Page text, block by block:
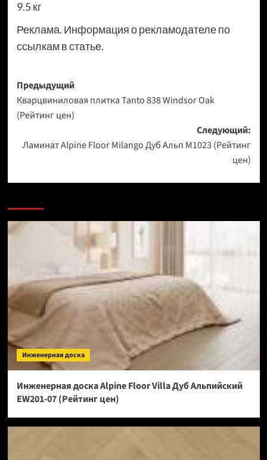
9.5 кг
Реклама. Информация о рекламодателе по
ссылкам в статье.
Навигация
записи
Предыдущий
Кварцвиниловая плитка Tanto 838 Windsor Oak
(Рейтинг цен)
Следующий:
Ламинат Alpine Floor Milango Дуб Альп М1023 (Рейтинг
цен)
Инженерная доска
Инженерная доска Alpine Floor Villa Дуб Альпийский
EW201-07 (Рейтинг цен)